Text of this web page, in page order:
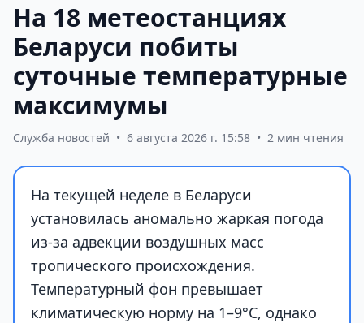
На 18 метеостанциях
Беларуси побиты
суточные температурные
максимумы
Служба новостей • 6 августа 2026 г. 15:58 • 2 мин чтения
На текущей неделе в Беларуси
установилась аномально жаркая погода
из-за адвекции воздушных масс
тропического происхождения.
Температурный фон превышает
климатическую норму на 1–9°С, однако